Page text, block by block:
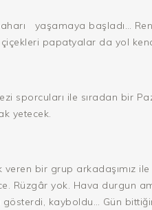
yaşamaya başladı…
çiçekleri papatyalar da yol
sporcuları ile sıradan bir
yetecek.
bir grup arkadaşımız
Rüzgâr yok. Hava durgun
kayboldu… Gün